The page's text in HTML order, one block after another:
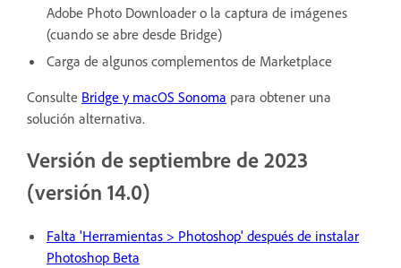
Adobe Photo Downloader o la captura de imágenes
(cuando se abre desde Bridge)
Carga de algunos complementos de Marketplace
Consulte Bridge y macOS Sonoma para obtener una
solución alternativa.
Versión de septiembre de 2023
(versión 14.0)
Falta 'Herramientas > Photoshop' después de instalar
Photoshop Beta